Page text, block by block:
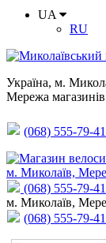
UA
RU
Україна, м.
Мережа
(068) 555-79-41
м. Миколаїв,
(068) 555-79-41
м. Миколаїв,
(068) 555-79-41